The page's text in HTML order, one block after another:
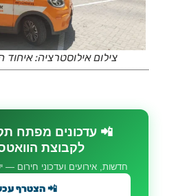
צילום אילוסטרציה:
📲 עדכונים מפתח
לקבוצת
חדשות, אירועים ועדכוני חירום —
📲 הצטרף